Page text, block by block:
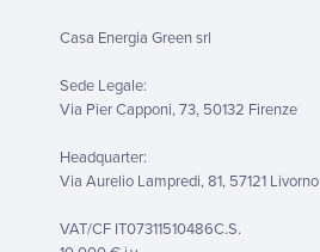
Casa Energia Green srl
Sede Legale:
Via Pier Capponi, 73, 50132 Firenze
Headquarter:
Via Aurelio Lampredi, 81, 57121 Livorno
VAT/CF IT07311510486C.S.